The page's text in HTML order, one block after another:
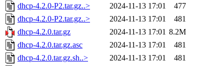
dhcp-4.2.0-P2.tar.gz..>
2024-11-13 17:01
477
dhcp-4.2.0-P2.tar.gz..>
2024-11-13 17:01
481
dhcp-4.2.0.tar.gz
2024-11-13 17:01 8.2M
dhcp-4.2.0.tar.gz.asc
2024-11-13 17:01
481
dhcp-4.2.0.tar.gz.sh..>
2024-11-13 17:01
481